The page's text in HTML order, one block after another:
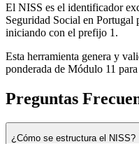
El NISS es el identificador
Seguridad Social en Portugal
iniciando con el prefijo 1.
Esta herramienta genera y
ponderada de Módulo 11
Preguntas
¿Cómo se estructura el NISS?